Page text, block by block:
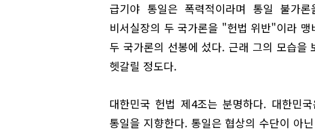
급기야 통일은 폭력적이라며 통일 불가
비서실장의 두 국가론을 "헌법 위반"이라
두 국가론의 선봉에 섰다. 근래 그의 모습을
헷갈릴 정도다.
대한민국 헌법 제4조는 분명하다. 대한민
통일을 지향한다. 통일은 협상의 수단이 아